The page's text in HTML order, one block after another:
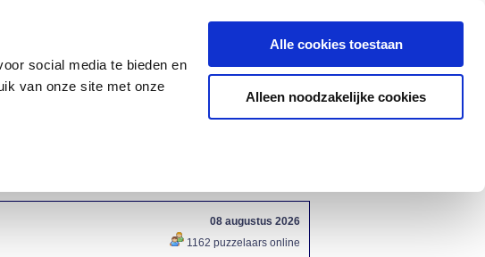
social media te bieden en
van onze site met onze
Alle cookies toestaan
Alleen noodzakelijke cookies
08 augustus 2026
1162 puzzelaars online